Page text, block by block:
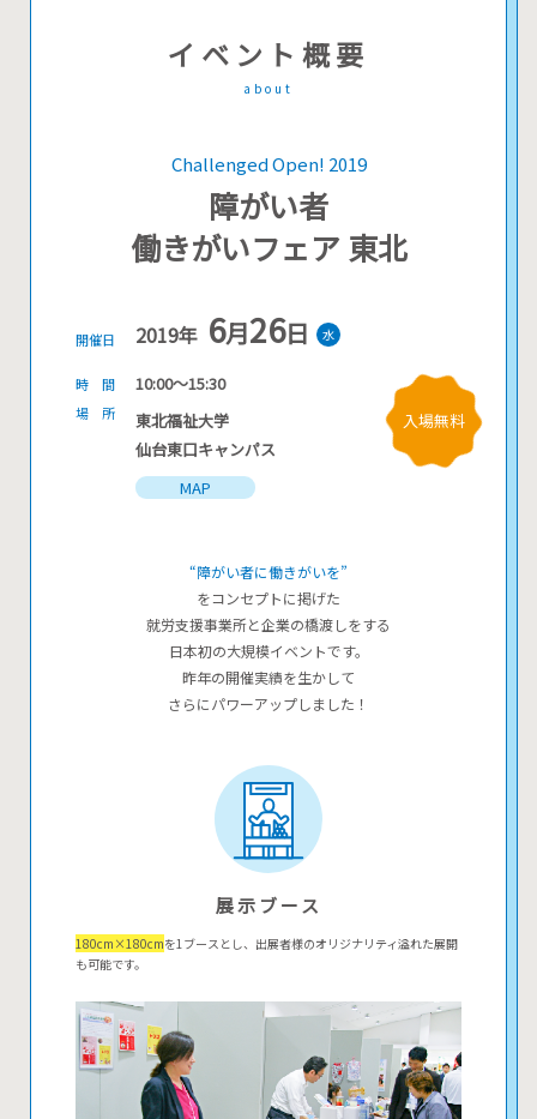
イベ ン ト概要
about
Challenged Open! 2019
障がい者
働きがいフェア 東北
開催日 2019年 6月26日 水
時 間 10:00〜15:30
場 所
東北福祉大学
仙台東口キャンパス
MAP
入場無料
“障がい者に働きがいを”
をコンセプトに掲げた
就労支援事業所と企業の橋渡しをする
日本初の大規模イベントです。
昨年の開催実績を生かして
さらにパワーアップしました！
展示ブース
180cm×180cmを1ブースとし、出展者様のオリジナリティ溢れた展開
も可能です。